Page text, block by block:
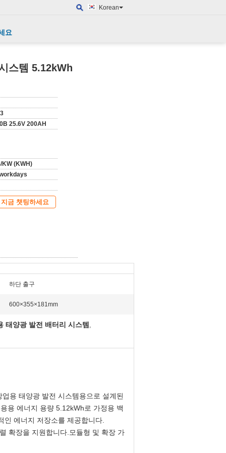
Korean
요
스템 5.12kWh
25.6V 200AH
KW (KWH)
지금 챗팅하세요
하단 출구
600×355×181mm
태양광 발전 배터리 시스템 ,
용 태양광 발전 시스템용으로 설계된
용 에너지 용량 5.12kWh로 가정용 백
에너지 저장소를 제공합니다.
확장을 지원합니다.모듈형 및 확장 가